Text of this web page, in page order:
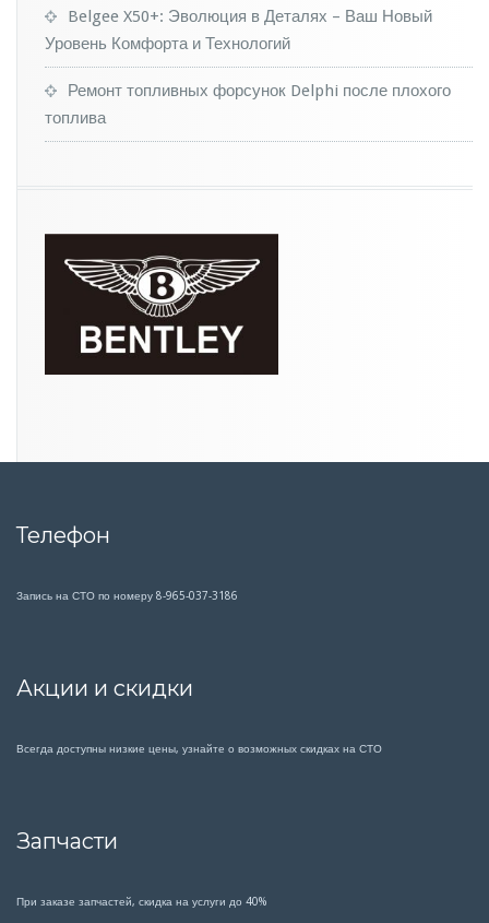
q
Belgee X50+: Эволюция в Деталях – Ваш Новый
Уровень Комфорта и Технологий
Ремонт топливных форсунок Delphi после плохого
топлива
Телефон
Запись на СТО по номеру 8-965-037-3186
Акции и скидки
Всегда доступны низкие цены, узнайте о возможных скидках на СТО
Запчасти
При заказе запчастей, скидка на услуги до 40%